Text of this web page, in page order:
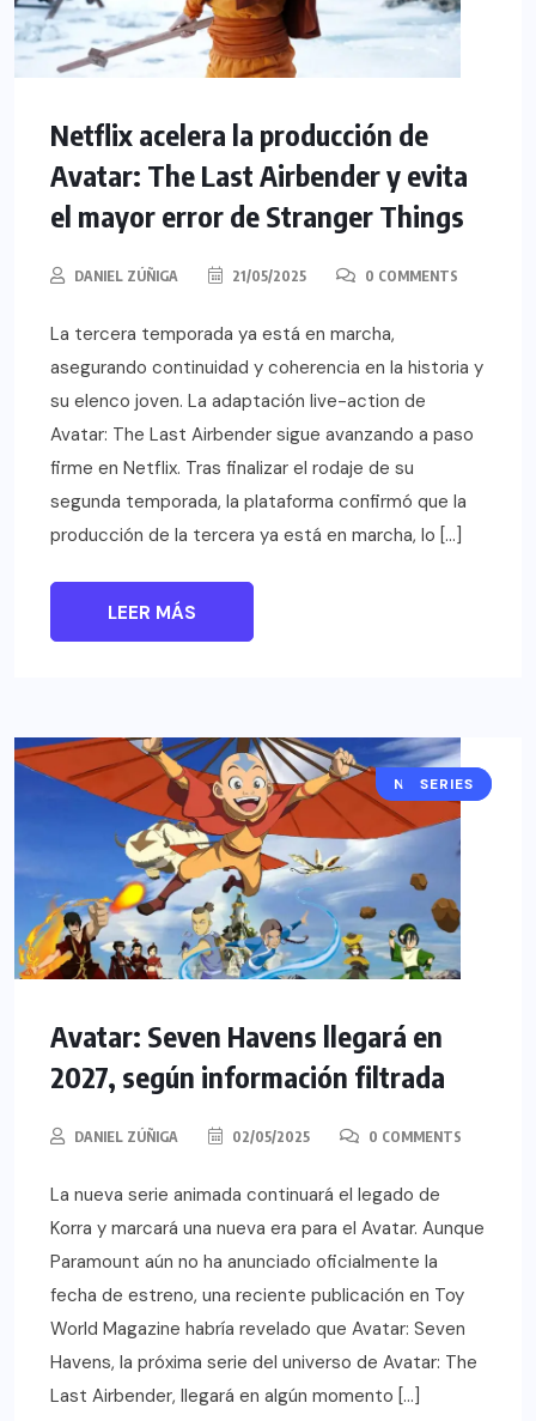
Netflix acelera la producción de
Avatar: The Last Airbender y evita
el mayor error de Stranger Things
DANIEL ZÚÑIGA 21/05/2025 0 COMMENTS
La tercera temporada ya está en marcha,
asegurando continuidad y coherencia en la historia y
su elenco joven. La adaptación live-action de
Avatar: The Last Airbender sigue avanzando a paso
firme en Netflix. Tras finalizar el rodaje de su
segunda temporada, la plataforma confirmó que la
producción de la tercera ya está en marcha, lo […]
LEER MÁS
NOTICIAS
SERIES
Avatar: Seven Havens llegará en
2027, según información filtrada
DANIEL ZÚÑIGA 02/05/2025 0 COMMENTS
La nueva serie animada continuará el legado de
Korra y marcará una nueva era para el Avatar. Aunque
Paramount aún no ha anunciado oficialmente la
fecha de estreno, una reciente publicación en Toy
World Magazine habría revelado que Avatar: Seven
Havens, la próxima serie del universo de Avatar: The
Last Airbender, llegará en algún momento […]